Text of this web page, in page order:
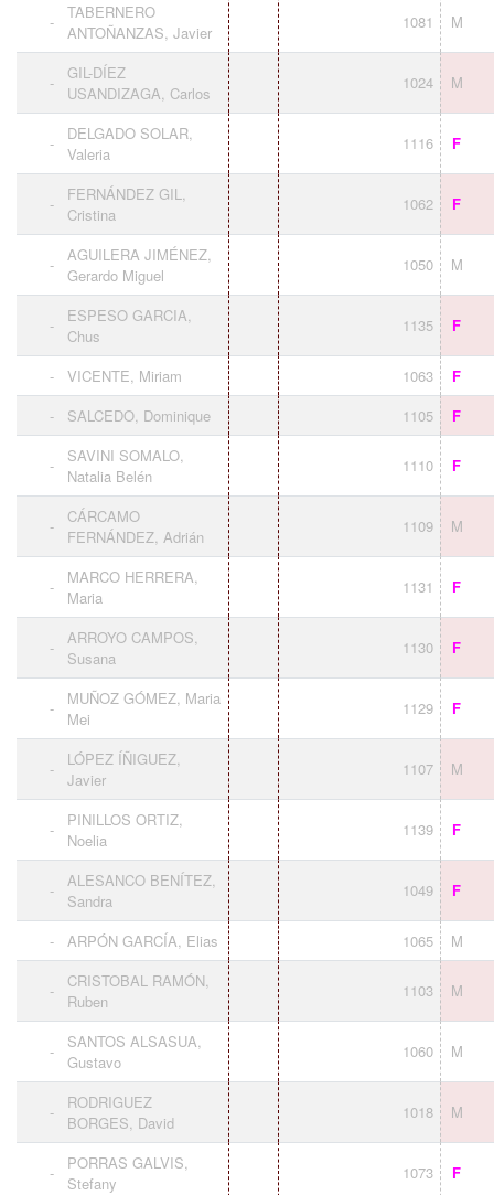
-
TABERNERO
ANTOÑANZAS, Javier
1081 M
-
GIL-DÍEZ
USANDIZAGA, Carlos
1024 M
-
DELGADO SOLAR,
Valeria
1116 F
-
FERNÁNDEZ GIL,
Cristina
1062 F
-
AGUILERA JIMÉNEZ,
Gerardo Miguel
1050 M
-
ESPESO GARCIA,
Chus
1135 F
- VICENTE, Miriam 1063
F
-
SALCEDO, Dominique 1105 F
-
SAVINI SOMALO,
Natalia Belén
1110 F
-
CÁRCAMO
FERNÁNDEZ, Adrián
1109 M
-
MARCO HERRERA,
Maria
1131 F
-
ARROYO CAMPOS,
Susana
1130 F
-
MUÑOZ GÓMEZ, Maria
Mei
1129 F
-
LÓPEZ ÍÑIGUEZ,
Javier
1107 M
-
PINILLOS ORTIZ,
Noelia
1139 F
-
ALESANCO BENÍTEZ,
Sandra
1049 F
- ARPÓN GARCÍA, Elias 1065 M
-
CRISTOBAL RAMÓN,
Ruben
1103 M
-
SANTOS ALSASUA,
Gustavo
1060 M
-
RODRIGUEZ
BORGES, David
1018 M
-
PORRAS GALVIS,
Stefany
1073 F